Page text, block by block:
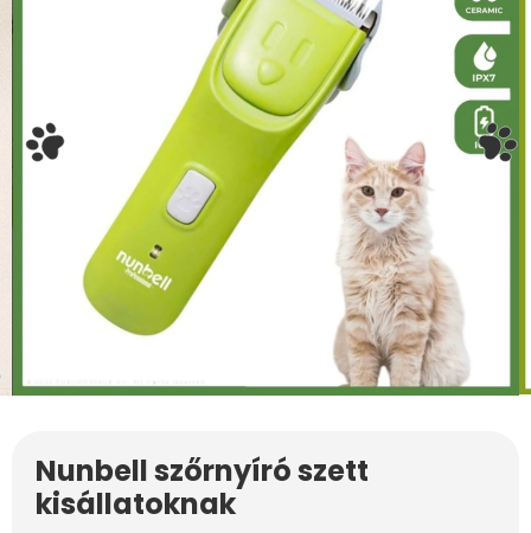
Nunbell szőrnyíró szett
kisállatoknak